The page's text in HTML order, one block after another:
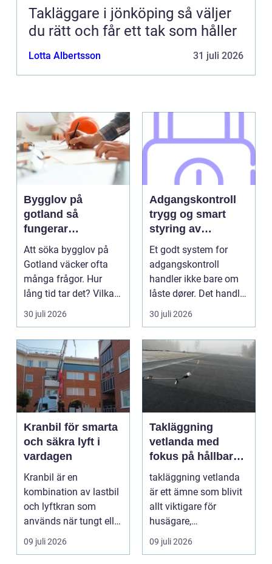
Takläggare i jönköping så väljer
du rätt och får ett tak som håller
Lotta Albertsson 31 juli 2026
Bygglov på
gotland så
fungerar
processen i
praktiken
Att söka bygglov på
Gotland väcker ofta
många frågor. Hur
lång tid tar det? Vilka
handlingar behövs?...
30 juli 2026
Adgangskontroll
trygg og smart
styring av
tilganger
Et godt system for
adgangskontroll
handler ikke bare om
låste dører. Det handler
om å ha oversikt, k...
30 juli 2026
Kranbil för smarta
och säkra lyft i
vardagen
Kranbil är en
kombination av lastbil
och lyftkran som
används när tungt eller
skrymma...
09 juli 2026
Takläggning
vetlanda med
fokus på hållbara
tak och trygga hus
takläggning vetlanda
är ett ämne som blivit
allt viktigare för
husägare,
bostadsrättsföreningar
och ...
09 juli 2026